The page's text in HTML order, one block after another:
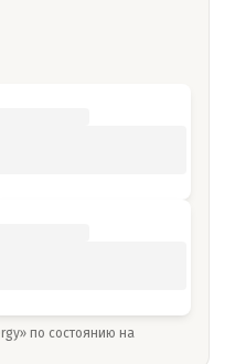
по состоянию на